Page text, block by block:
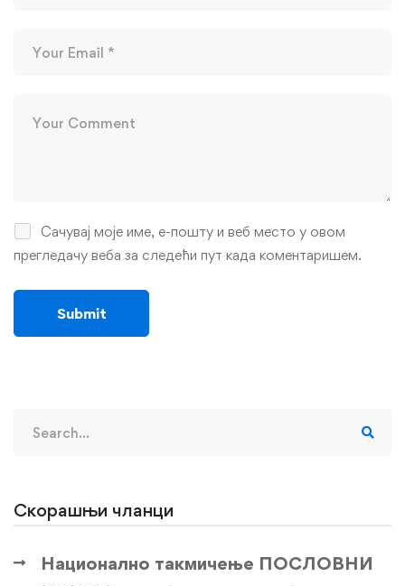
Сачувај моје име, е-пошту и веб место у овом
прегледачу веба за следећи пут када коментаришем.
for:
Скорашњи чланци
Национално такмичење ПОСЛОВНИ